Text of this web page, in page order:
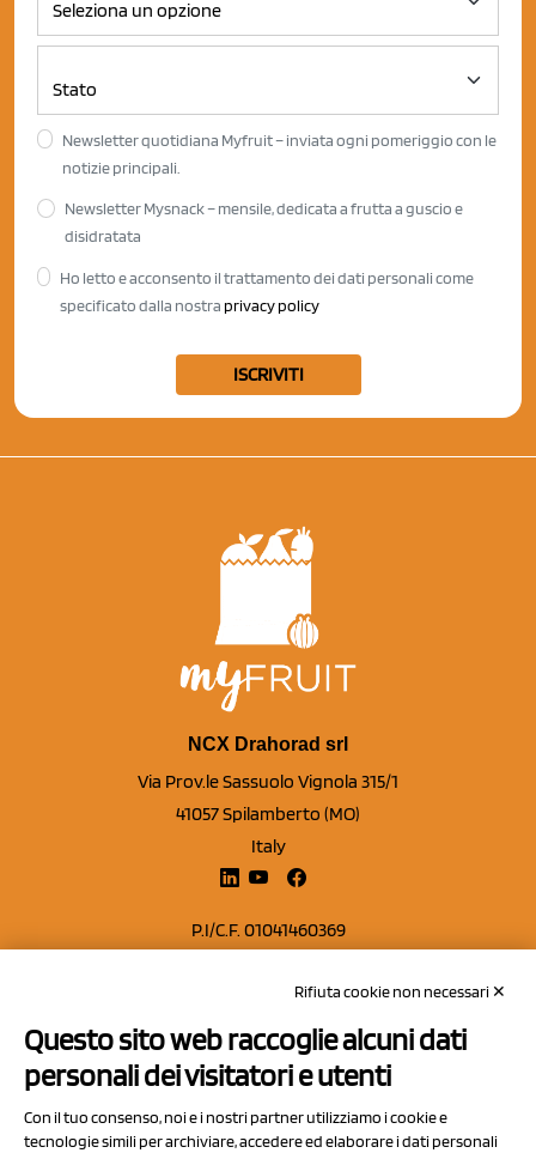
Newsletter quotidiana Myfruit – inviata ogni pomeriggio con le
notizie principali.
Newsletter Mysnack – mensile, dedicata a frutta a guscio e
disidratata
Ho letto e acconsento il trattamento dei dati personali come
specificato dalla nostra privacy policy
ISCRIVITI
NCX Drahorad srl
Via Prov.le Sassuolo Vignola 315/1
41057 Spilamberto (MO)
Italy
P.I/C.F. 01041460369
Capitale sociale Euro 50.000,00 i.v.
Contatti
Privacy Policy
Rifiuta cookie non necessari ✕
Questo sito web raccoglie alcuni dati
personali dei visitatori e utenti
Con il tuo consenso, noi e i nostri partner utilizziamo i cookie e
tecnologie simili per archiviare, accedere ed elaborare i dati personali